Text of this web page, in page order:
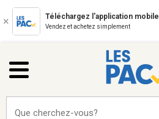
Téléchargez l'application mobile
Vendez et achetez simplement
Que cherchez-vous?